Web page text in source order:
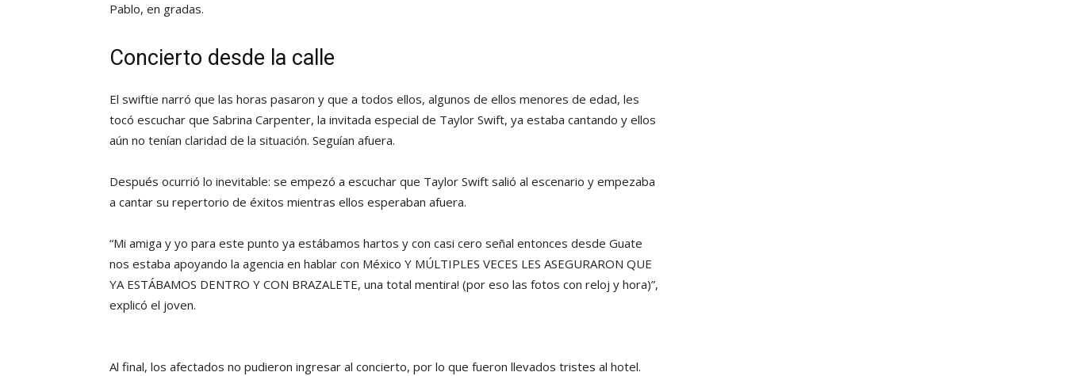
Pablo, en gradas.
Concierto desde la calle
El swiftie narró que las horas pasaron y que a todos ellos, algunos de ellos menores de edad, les
tocó escuchar que Sabrina Carpenter, la invitada especial de Taylor Swift, ya estaba cantando y ellos
aún no tenían claridad de la situación. Seguían afuera.
Después ocurrió lo inevitable: se empezó a escuchar que Taylor Swift salió al escenario y empezaba
a cantar su repertorio de éxitos mientras ellos esperaban afuera.
“Mi amiga y yo para este punto ya estábamos hartos y con casi cero señal entonces desde Guate
nos estaba apoyando la agencia en hablar con México Y MÚLTIPLES VECES LES ASEGURARON QUE
YA ESTÁBAMOS DENTRO Y CON BRAZALETE, una total mentira! (por eso las fotos con reloj y hora)”,
explicó el joven.
Al final, los afectados no pudieron ingresar al concierto, por lo que fueron llevados tristes al hotel.